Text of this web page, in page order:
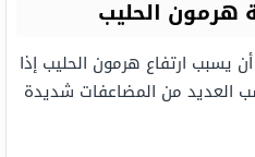
هرمون الحليب
يسبب ارتفاع هرمون الحليب إذا
العديد من المضاعفات شديدة